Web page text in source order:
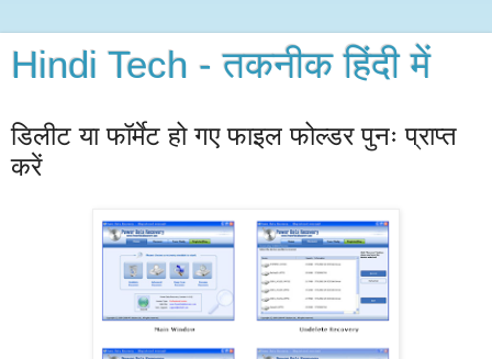
Hindi Tech - तकनीक हिंदी में
डिलीट या फॉर्मेट हो गए फाइल फोल्डर पुनः प्राप्त
करें